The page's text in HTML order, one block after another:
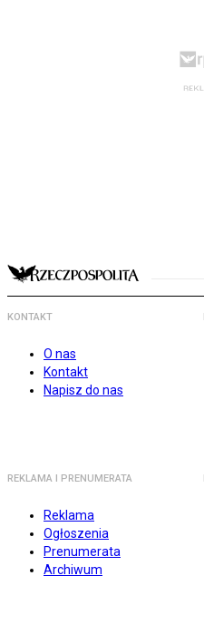
KONTAKT
O nas
Kontakt
Napisz do nas
REKLAMA I PRENUMERATA
Reklama
Ogłoszenia
Prenumerata
Archiwum